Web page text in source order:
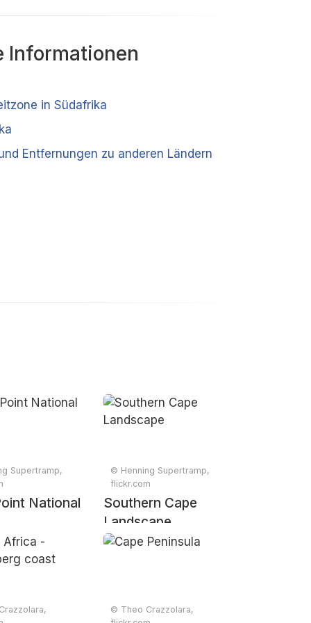
Informationen
in Südafrika
Entfernungen zu anderen Ländern
Supertramp,
National
© Henning Supertramp,
flickr.com
Southern Cape
Landscape
© Theo Crazzolara,